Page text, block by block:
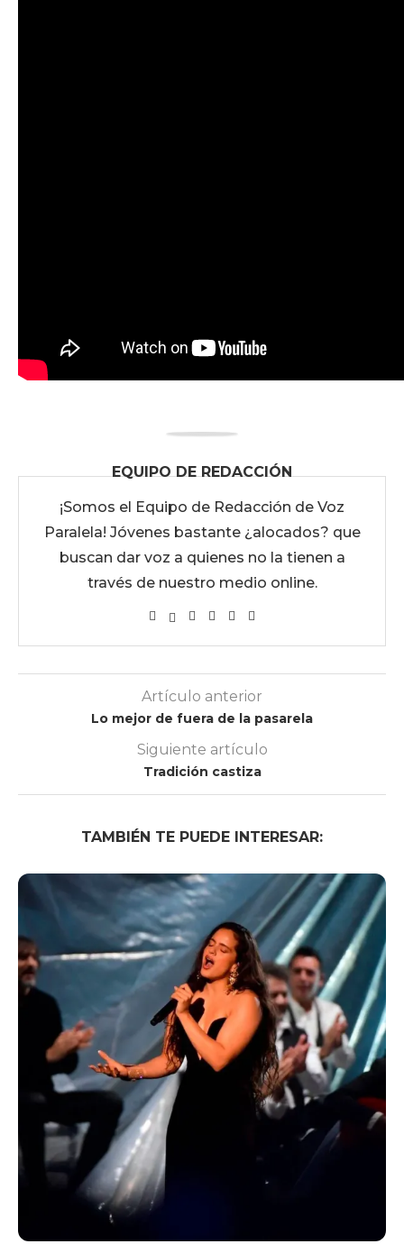
EQUIPO DE REDACCIÓN
¡Somos el Equipo de Redacción de Voz
Paralela! Jóvenes bastante ¿alocados? que
buscan dar voz a quienes no la tienen a
través de nuestro medio online.
Artículo anterior
Lo mejor de fuera de la pasarela
Siguiente artículo
Tradición castiza
TAMBIÉN TE PUEDE INTERESAR: